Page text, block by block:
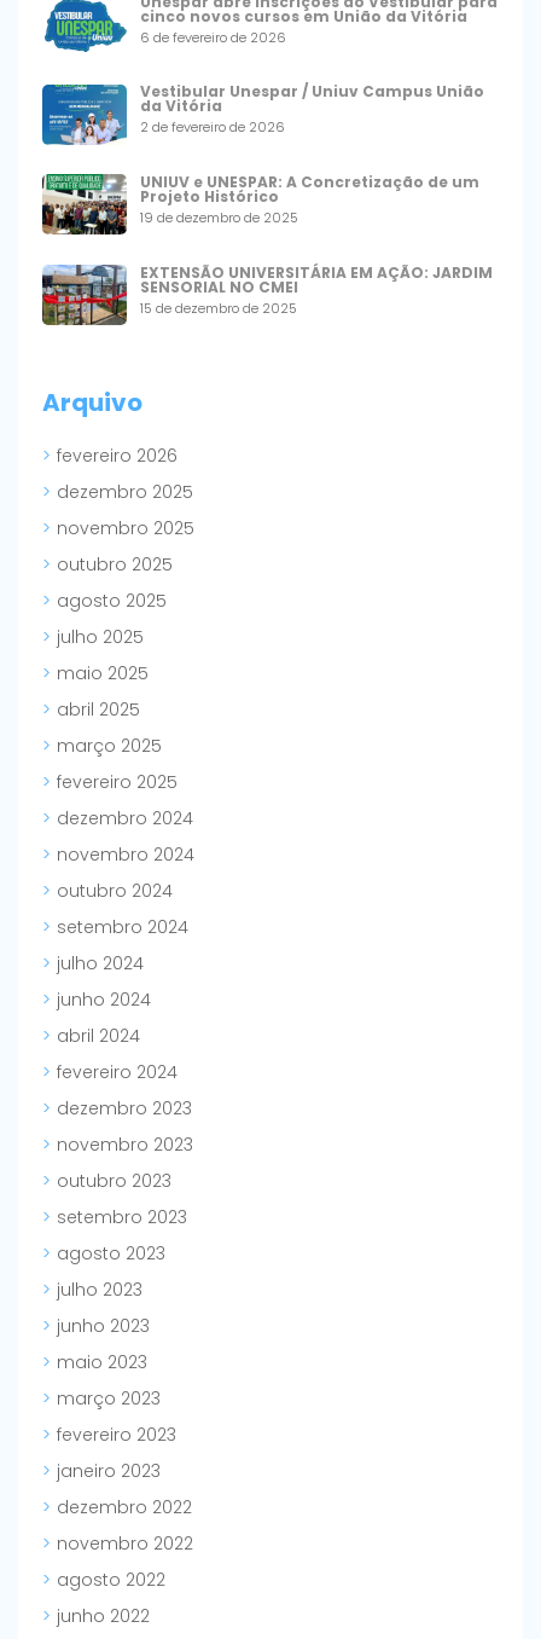
cinco novos cursos em União da Vitória
6 de fevereiro de 2026
Vestibular Unespar / Uniuv Campus União
da Vitória
2 de fevereiro de 2026
UNIUV e UNESPAR: A Concretização de um
Projeto Histórico
19 de dezembro de 2025
EXTENSÃO UNIVERSITÁRIA EM AÇÃO: JARDIM
SENSORIAL NO CMEI
15 de dezembro de 2025
Arquivo
fevereiro 2026
dezembro 2025
novembro 2025
outubro 2025
agosto 2025
julho 2025
maio 2025
abril 2025
março 2025
fevereiro 2025
dezembro 2024
novembro 2024
outubro 2024
setembro 2024
julho 2024
junho 2024
abril 2024
fevereiro 2024
dezembro 2023
novembro 2023
outubro 2023
setembro 2023
agosto 2023
julho 2023
junho 2023
maio 2023
março 2023
fevereiro 2023
janeiro 2023
dezembro 2022
novembro 2022
agosto 2022
junho 2022